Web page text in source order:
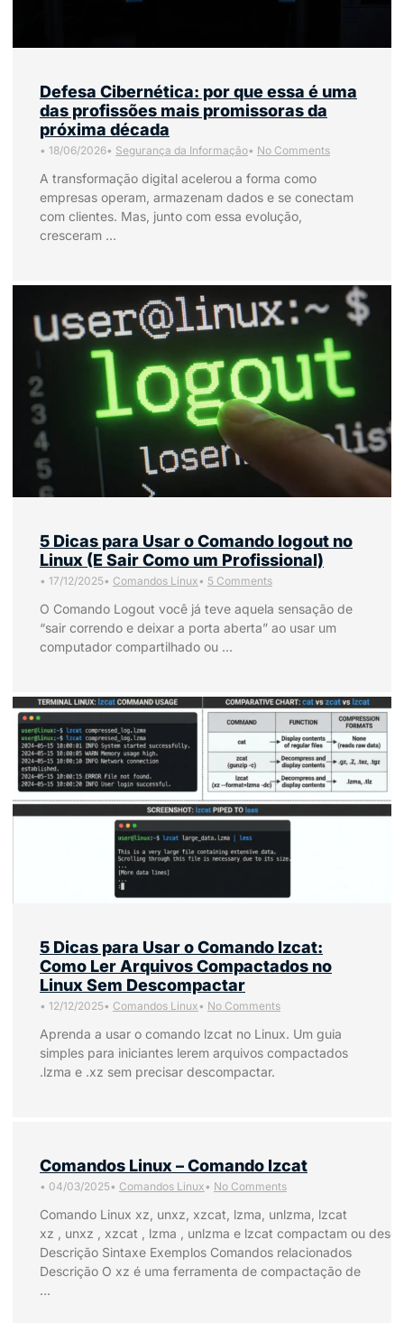
Defesa Cibernética: por que essa é uma
das profissões mais promissoras da
próxima década
• 18/06/2026• Segurança da Informação• No Comments
A transformação digital acelerou a forma como
empresas operam, armazenam dados e se conectam
com clientes. Mas, junto com essa evolução,
cresceram …
5 Dicas para Usar o Comando logout no
Linux (E Sair Como um Profissional)
• 17/12/2025• Comandos Linux• 5 Comments
O Comando Logout você já teve aquela sensação de
“sair correndo e deixar a porta aberta” ao usar um
computador compartilhado ou …
5 Dicas para Usar o Comando lzcat:
Como Ler Arquivos Compactados no
Linux Sem Descompactar
• 12/12/2025• Comandos Linux• No Comments
Aprenda a usar o comando lzcat no Linux. Um guia
simples para iniciantes lerem arquivos compactados
.lzma e .xz sem precisar descompactar.
Comandos Linux – Comando lzcat
• 04/03/2025• Comandos Linux• No Comments
Comando Linux xz, unxz, xzcat, lzma, unlzma, lzcat
xz , unxz , xzcat , lzma , unlzma e lzcat compactam ou
Descrição Sintaxe Exemplos Comandos relacionados
Descrição O xz é uma ferramenta de compactação de
…